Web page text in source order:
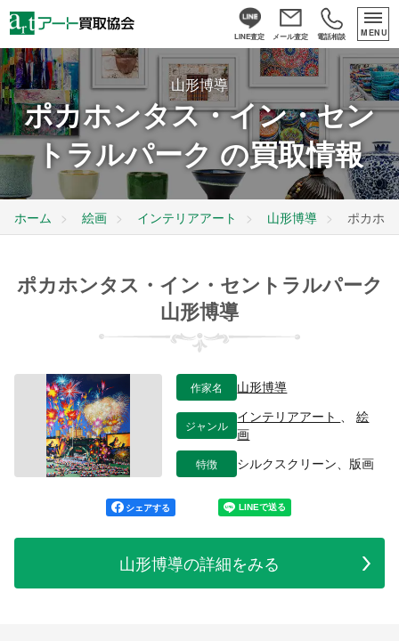
LINE査定 メール査定 電話相談 MENU
山形博導
ポカホンタス・イン・セン
トラルパーク の買取情報
ホーム 絵画 インテリアアート 山形博導 ポカホ
ポカホンタス・イン・セントラルパーク
山形博導
作家名 山形博導
ジャンル
インテリアアート 、絵
画
特徴 シルクスクリーン、版画
シェアする
山形博導の詳細をみる